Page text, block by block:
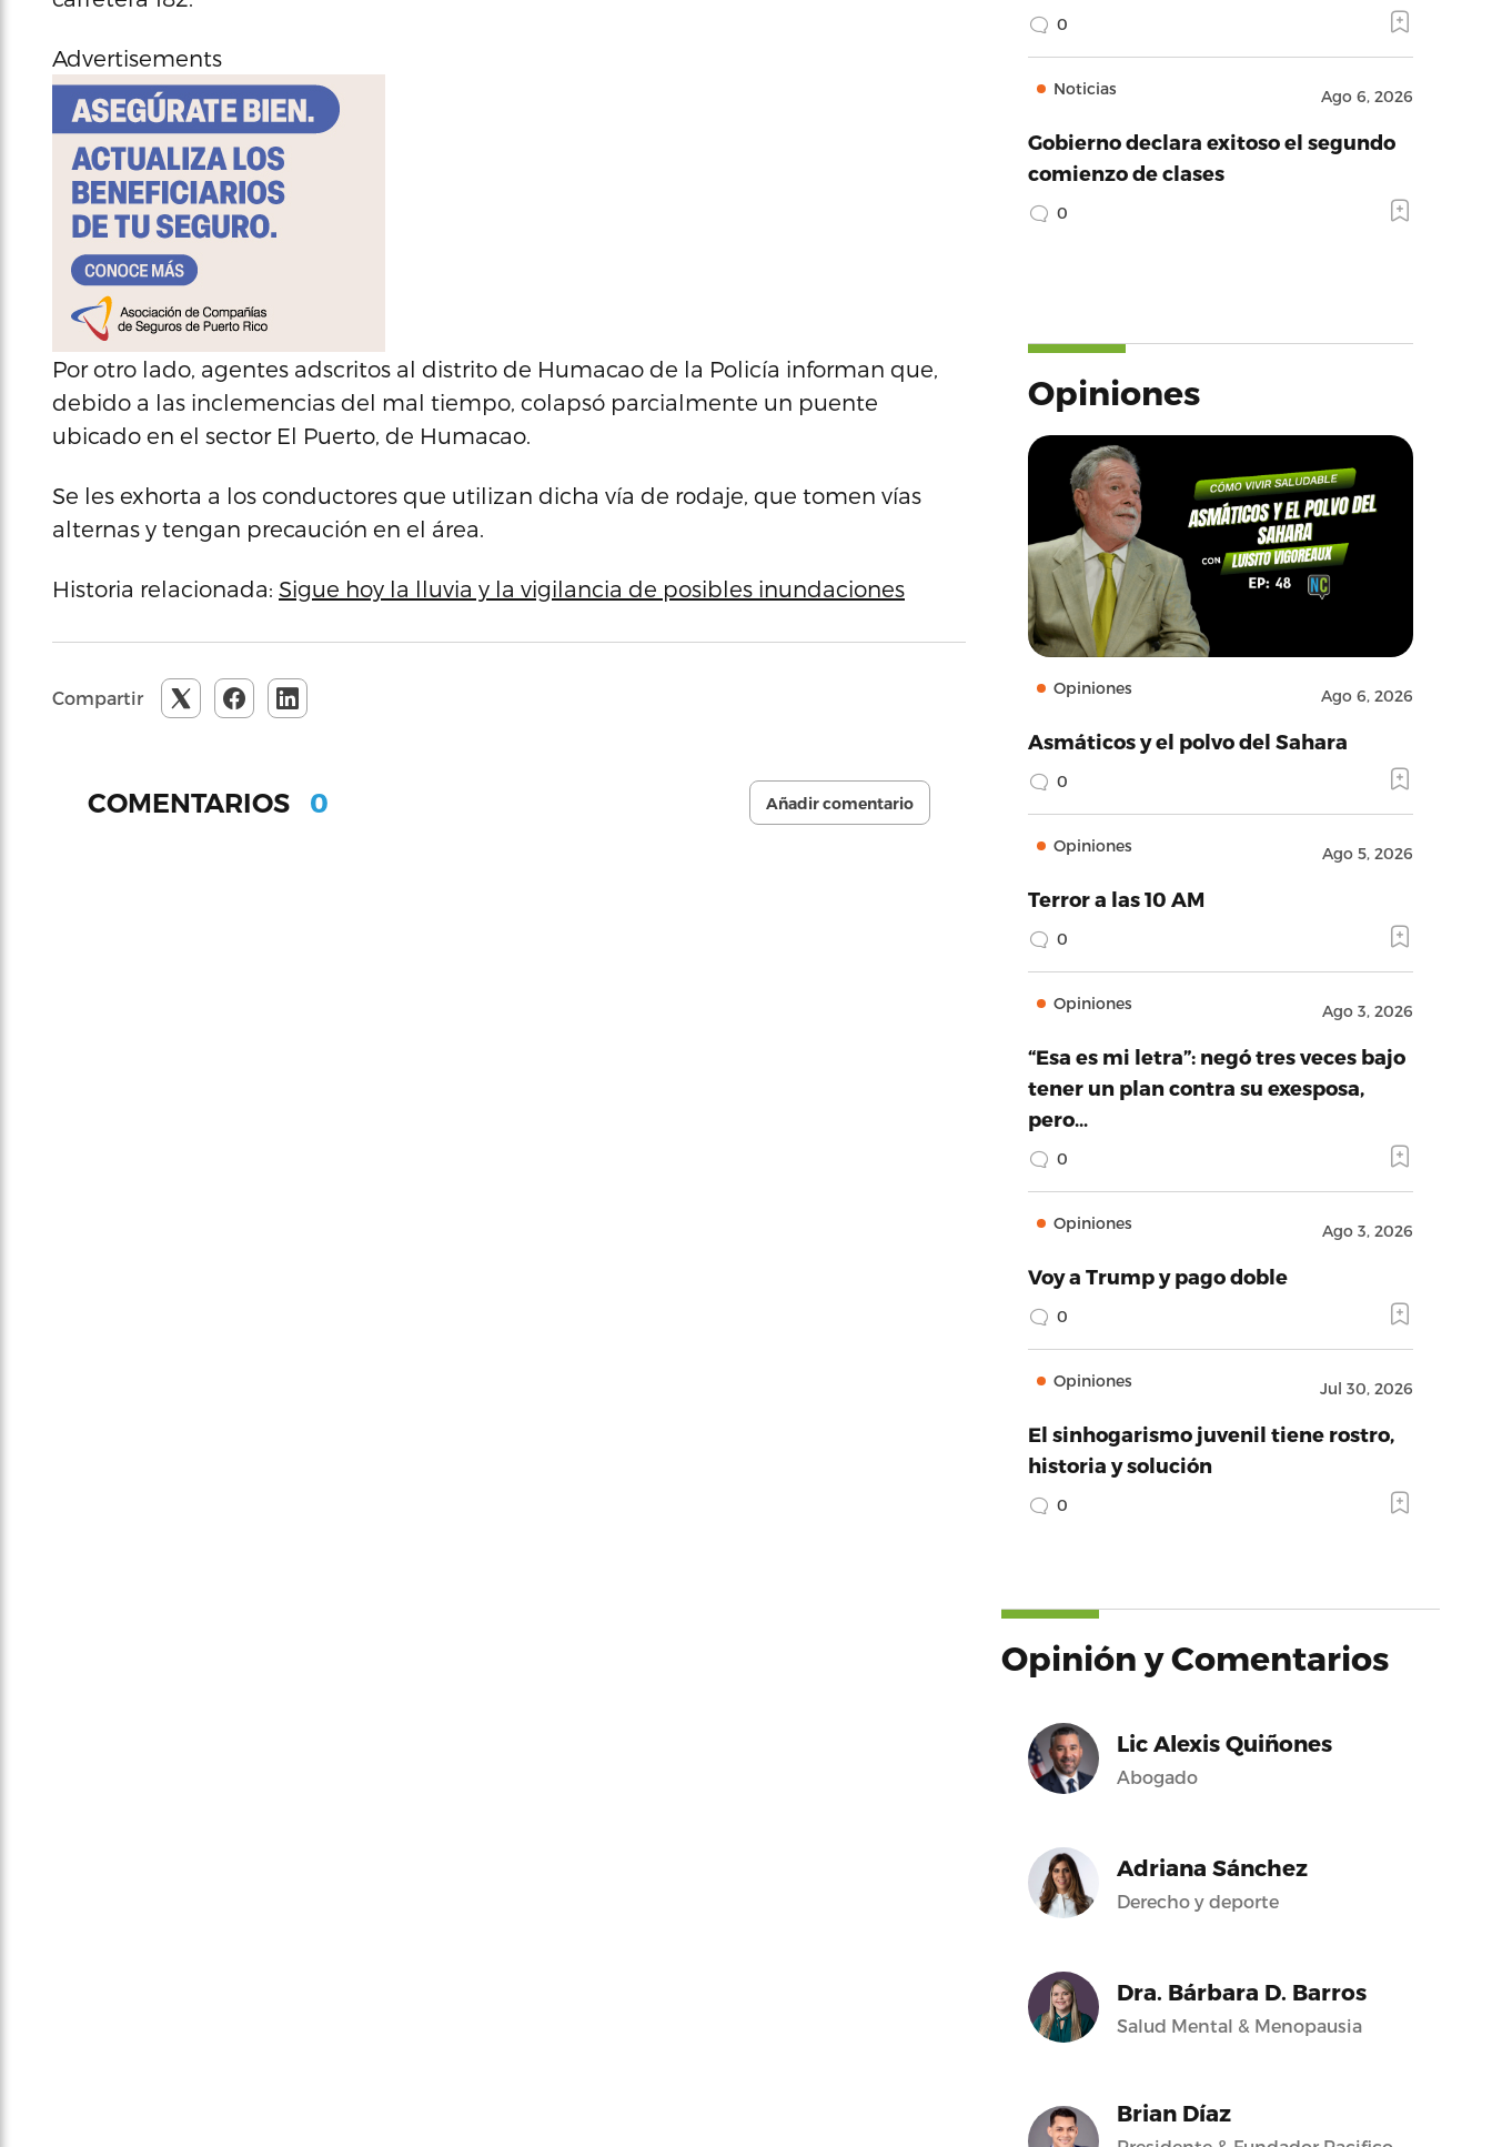
Advertisements
Por otro lado, agentes adscritos al distrito de Humacao de la Policía informan que,
debido a las inclemencias del mal tiempo, colapsó parcialmente un puente
ubicado en el sector El Puerto, de Humacao.
Se les exhorta a los conductores que utilizan dicha vía de rodaje, que tomen vías
alternas y tengan precaución en el área.
Historia relacionada: Sigue hoy la lluvia y la vigilancia de posibles inundaciones
Compartir
COMENTARIOS 0 Añadir comentario
0
Noticias Ago 6, 2026
Gobierno declara exitoso el segundo
comienzo de clases
0
Opiniones
Opiniones Ago 6, 2026
Asmáticos y el polvo del Sahara
0
Opiniones Ago 5, 2026
Terror a las 10 AM
0
Opiniones Ago 3, 2026
“Esa es mi letra”: negó tres veces bajo
tener un plan contra su exesposa,
pero…
0
Opiniones Ago 3, 2026
Voy a Trump y pago doble
0
Opiniones Jul 30, 2026
El sinhogarismo juvenil tiene rostro,
historia y solución
0
Opinión y Comentarios
Lic Alexis Quiñones
Abogado
Adriana Sánchez
Derecho y deporte
Dra. Bárbara D. Barros
Salud Mental & Menopausia
Brian Díaz